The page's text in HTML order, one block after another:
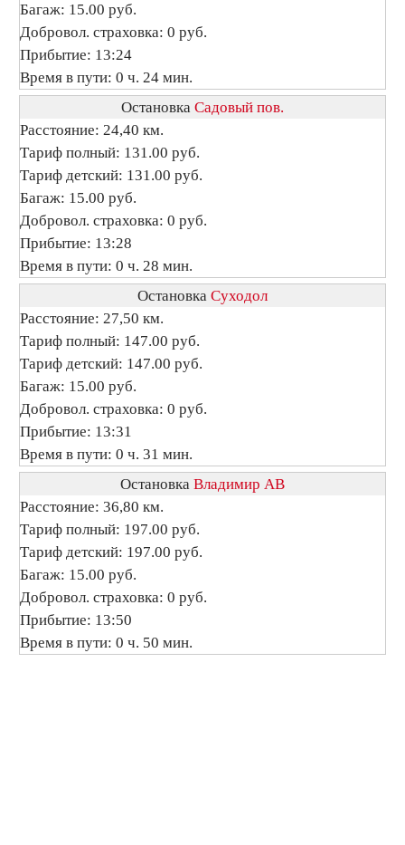
Багаж: 15.00 руб.
Добровол. страховка: 0 руб.
Прибытие: 13:24
Время в пути: 0 ч. 24 мин.
Остановка Садовый пов.
Расстояние: 24,40 км.
Тариф полный: 131.00 руб.
Тариф детский: 131.00 руб.
Багаж: 15.00 руб.
Добровол. страховка: 0 руб.
Прибытие: 13:28
Время в пути: 0 ч. 28 мин.
Остановка Суходол
Расстояние: 27,50 км.
Тариф полный: 147.00 руб.
Тариф детский: 147.00 руб.
Багаж: 15.00 руб.
Добровол. страховка: 0 руб.
Прибытие: 13:31
Время в пути: 0 ч. 31 мин.
Остановка Владимир АВ
Расстояние: 36,80 км.
Тариф полный: 197.00 руб.
Тариф детский: 197.00 руб.
Багаж: 15.00 руб.
Добровол. страховка: 0 руб.
Прибытие: 13:50
Время в пути: 0 ч. 50 мин.